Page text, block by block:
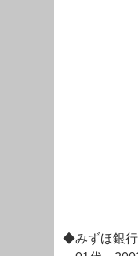
◆みずほ銀行